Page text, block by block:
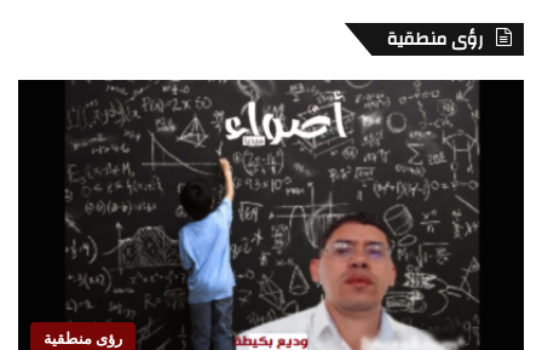
رؤى منطقية
رؤى منطقية